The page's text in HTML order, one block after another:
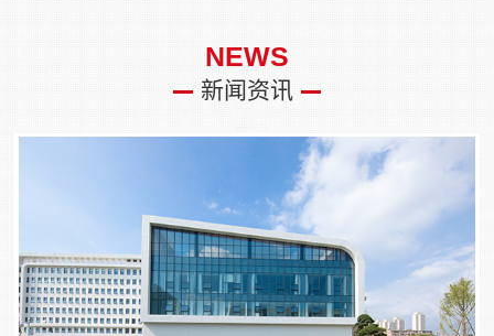
NEWS
新闻资讯